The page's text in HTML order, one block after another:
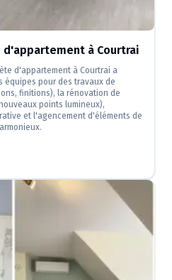
à Courtrai
d'appartement à Courtrai a
pour des travaux de
finitions), la rénovation de
points lumineux),
et l'agencement d'éléments de